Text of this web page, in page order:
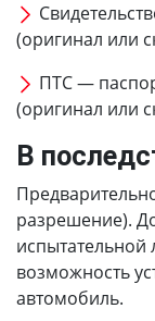
(оригинал или
ПТС —
(оригинал или
В
разрешение).
испытательной
возможность
автомобиль.